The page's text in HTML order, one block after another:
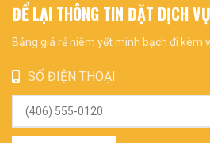
ĐỂ LẠI THÔNG TIN ĐẶT DỊCH
Bảng giá rẻ niêm yết minh bạch đi kèm
SỐ ĐIỆN THOẠI